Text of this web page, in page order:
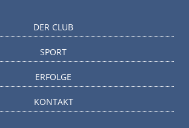
DER CLUB
SPORT
ERFOLGE
KONTAKT